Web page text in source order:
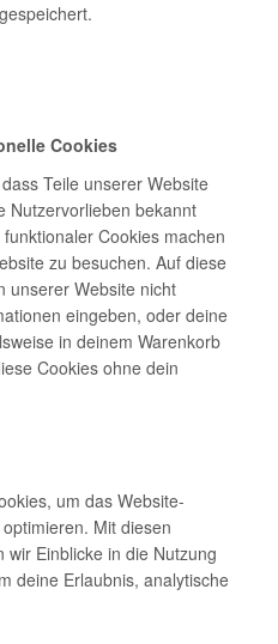
Cookies
Teile unserer Website
Nutzervorlieben bekannt
Cookies machen
zu besuchen. Auf diese
unserer Website nicht
eingeben, oder deine
in deinem Warenkorb
Cookies ohne dein
um das Website-
Mit diesen
Einblicke in die Nutzung
deine Erlaubnis, analytische